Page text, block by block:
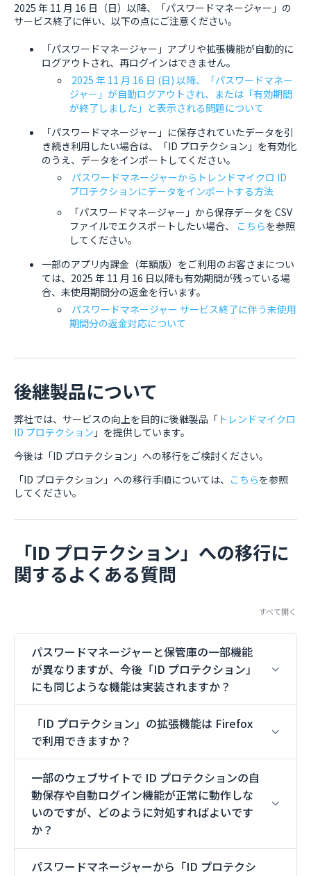
2025 年 11 月 16 日（日）以降、「パスワードマネージャー」の
サービス終了に伴い、以下の点にご注意ください。
「パスワードマネージャー」アプリや拡張機能が自動的に
ログアウトされ、再ログインはできません。
2025 年 11 月 16 日 (日) 以降、「パスワードマネー
ジャー」が自動ログアウトされ、または「有効期間
が終了しました」と表示される問題について
「パスワードマネージャー」に保存されていたデータを引
き続き利用したい場合は、「ID プロテクション」を有効化
のうえ、データをインポートしてください。
パスワードマネージャーからトレンドマイクロ ID
プロテクションにデータをインポートする方法
「パスワードマネージャー」から保存データを CSV
ファイルでエクスポートしたい場合、
こちらを参照
してください。
一部のアプリ内課金（年額版）をご利用のお客さまについ
ては、2025 年 11 月 16 日以降も有効期間が残っている場
合、未使用期間分の返金を行います。
パスワードマネージャー サービス終了に伴う未使用
期間分の返金対応について
後継製品について
弊社では、サービスの向上を目的に後継製品「 トレンドマイクロ
ID プロテクション 」を提供しています。
今後は「ID プロテクション」への移行をご検討ください。
「ID プロテクション」への移行手順については、 こちらを参照
してください。
「ID プロテクション」への移行に
関するよくある質問
すべて開く
パスワードマネージャーと保管庫の一部機能
が異なりますが、今後「ID プロテクション」
にも同じような機能は実装されますか？
「ID プロテクション」の拡張機能は Firefox
で利用できますか？
一部のウェブサイトで ID プロテクションの自
動保存や自動ログイン機能が正常に動作しな
いのですが、どのように対処すればよいです
か？
パスワードマネージャーから「ID プロテクシ